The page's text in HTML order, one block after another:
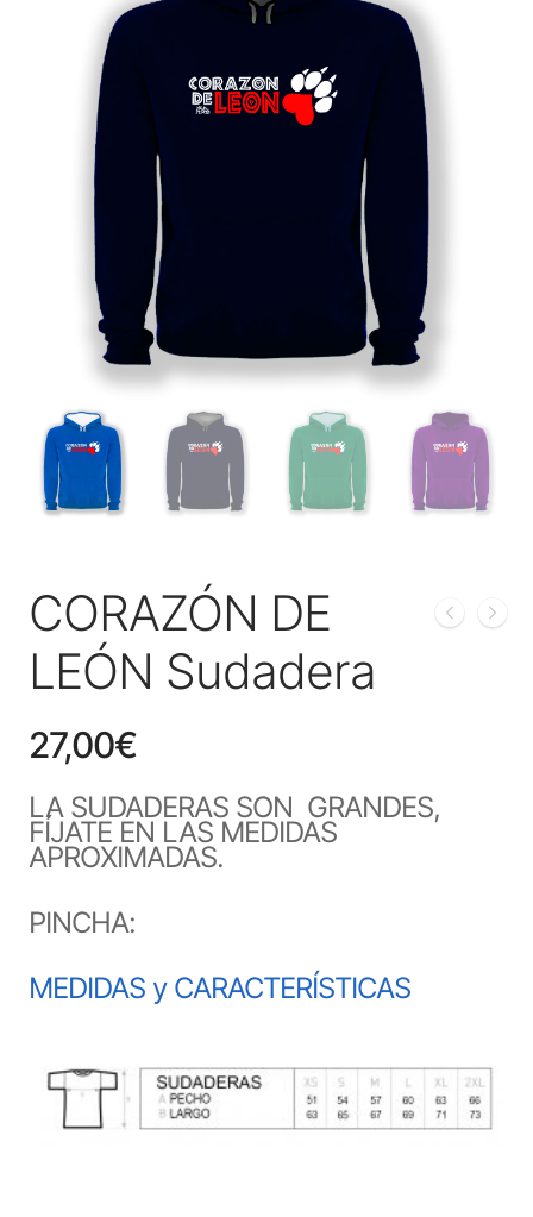
CORAZÓN DE
LEÓN Sudadera
27,00€
LA SUDADERAS SON GRANDES,
FÍJATE EN LAS MEDIDAS
APROXIMADAS.
PINCHA:
MEDIDAS y CARACTERÍSTICAS